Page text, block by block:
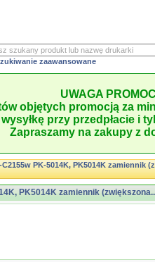
zaawansowane
UWAGA
objętych promocją za
wysyłkę przy przedpłacie i
Zapraszamy na zakupy z
PK-5014K, PK5014K zamiennik
PK5014K zamiennik